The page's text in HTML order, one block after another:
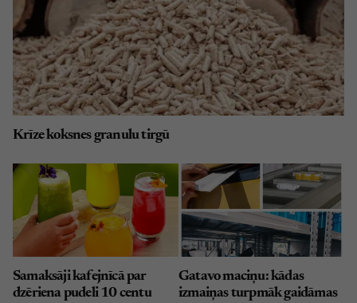
Krīze koksnes granulu tirgū
Samaksāji kafejnīcā par
dzēriena pudeli 10 centu
Gatavo maciņu: kādas
izmaiņas turpmāk gaidāmas